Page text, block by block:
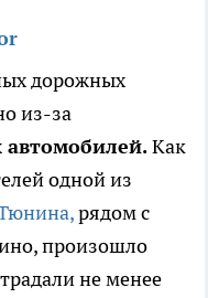
дорожных
из-за
автомобилей.Как
одной из
рядом с
произошло
не менее